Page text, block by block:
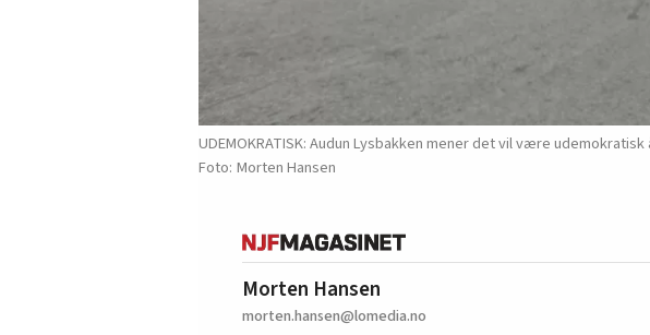
UDEMOKRATISK: Audun Lysbakken mener det vil være
Morten Hansen
Morten Hansen
morten.hansen@lomedia.no